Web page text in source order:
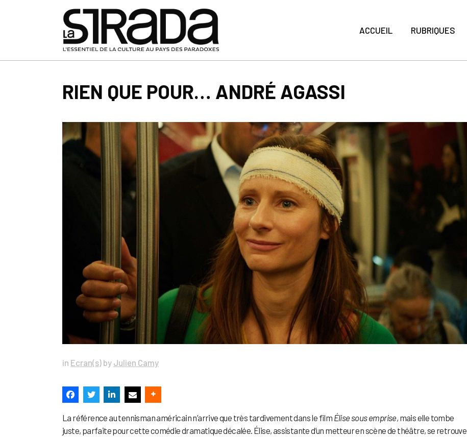
ACCUEIL RUBRIQUES
RIEN QUE POUR… ANDRÉ AGASSI
in Ecran(s) by Julien Camy
La référence au tennisman américain n’arrive que très tardivement dans le film Élise sous emprise, mais elle tombe
juste, parfaite pour cette comédie dramatique décalée. Élise, assistante d’un metteur en scène de théâtre, se retrouve